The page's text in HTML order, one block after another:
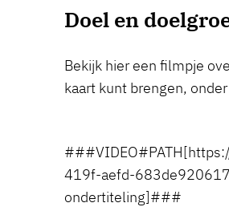
Doel en
Bekijk hier een filmpje
kaart kunt brengen,
419f-aefd-
ondertiteling]###